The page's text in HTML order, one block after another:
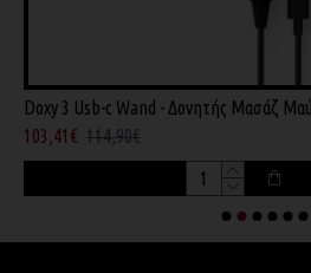
Doxy 3 Usb-c Wand - Δονητής Μασάζ
103,41€ 114,90€